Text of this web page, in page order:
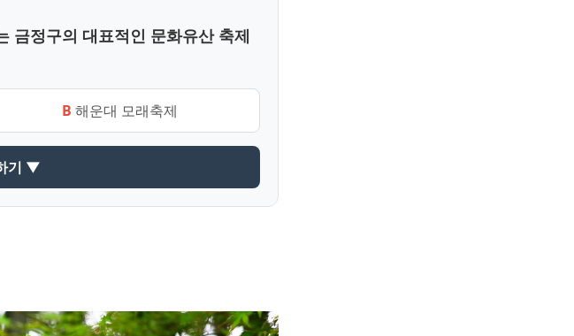
금정구의 대표적인 문화유산 축제
B 해운대 모래축제
기 ▼